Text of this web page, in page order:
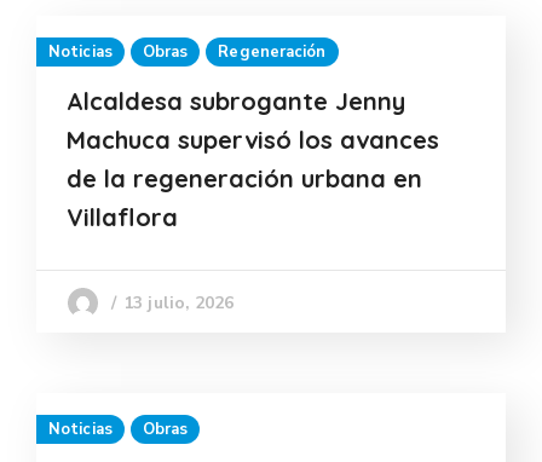
Noticias Obras Regeneración
Alcaldesa subrogante Jenny
Machuca supervisó los avances
de la regeneración urbana en
Villaflora
13 julio, 2026
Noticias Obras